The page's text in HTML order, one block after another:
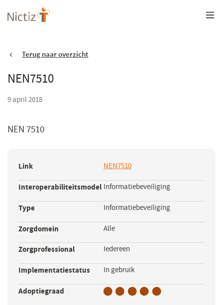
Overslaan
en
gaanTerug naar overzicht
NEN7510
9 april 2018
NEN 7510
Link NEN7510
in
een
nieuw
Interoperabiliteitsmodel Informatiebeveiliging
Type Informatiebeveiliging
Zorgdomein Alle
Zorgprofessional Iedereen
Implementatiestatus In gebruik
Adoptiegraad